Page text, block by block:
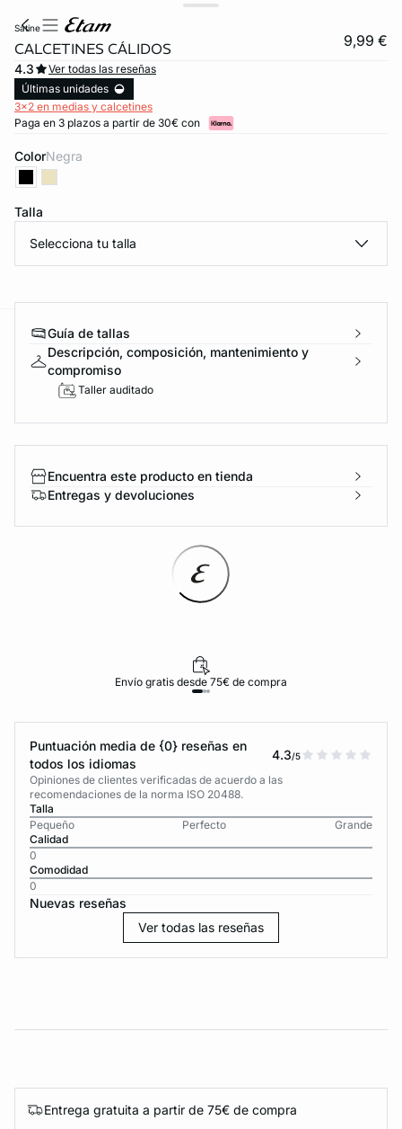
satine
CALCETINES CÁLIDOS 9,99 €
4.3
Ver todas las reseñas
Últimas unidades
3x2 en medias y calcetines
Paga en 3 plazos a partir de 30€ con
Color negra
Talla
Selecciona tu talla
Guía de tallas
Descripción, composición, mantenimiento y
compromiso
Taller auditado
Encuentra este producto en tienda
Entregas y devoluciones
Envío gratis desde 75€ de compra
Puntuación media de {0} reseñas en
todos los idiomas
4.3/5
Opiniones de clientes verificadas de acuerdo a las
recomendaciones de la norma ISO 20488.
Talla
Pequeño
Perfecto
Grande
Calidad
0
Comodidad
0
Nuevas reseñas
Ver todas las reseñas
Entrega gratuita a partir de 75€ de compra